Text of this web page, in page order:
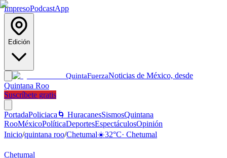
ImpresoPodcastApp
Edición
QuintaFuerzaNoticias de México, desde
Quintana Roo
Suscríbete gratis
PortadaPoliciaca 🌀 HuracanesSismosQuintana
RooMéxicoPolíticaDeportesEspectáculosOpinión
Inicio/quintana roo/Chetumal☀️32°C· Chetumal
Chetumal